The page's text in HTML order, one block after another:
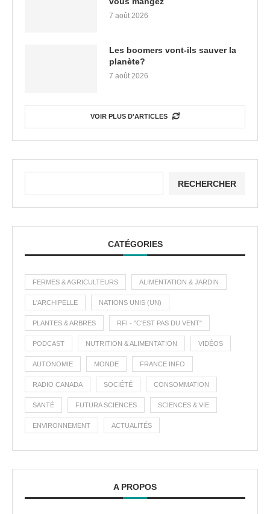
7 août 2026
Les boomers vont-ils sauver la
planète?
7 août 2026
VOIR PLUS D'ARTICLES
RECHERCHER
CATÉGORIES
FERMES & AGRICULTEURS ALIMENTATION & JARDIN
L'ARCHIPELLE NATIONS UNIS (UN)
PLANTES & ARBRES RFI - "C'EST PAS DU VENT"
PODCAST NUTRITION & ALIMENTATION VIDÉOS
AUTONOMIE MONDE FRANCE INFO
RADIO CANADA SOCIÉTÉ CONSOMMATION
SANTÉ FUTURA SCIENCES SCIENCES & VIE
ENVIRONNEMENT ACTUALITÉS
A PROPOS